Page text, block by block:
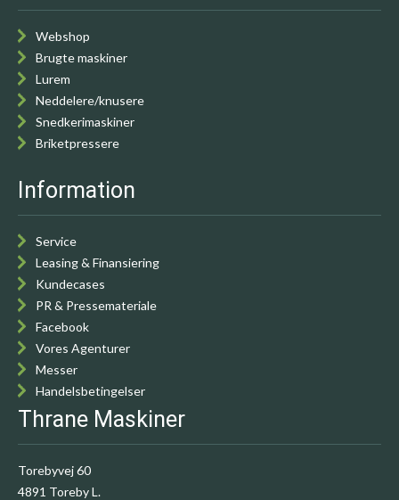
Webshop
Brugte maskiner
Lurem
Neddelere/knusere
Snedkerimaskiner
Briketpressere
Information
Service
Leasing & Finansiering
Kundecases
PR & Pressemateriale
Facebook
Vores Agenturer
Messer
Handelsbetingelser
Thrane Maskiner
Torebyvej 60
4891 Toreby L.